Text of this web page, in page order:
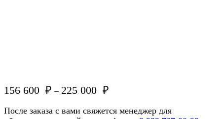
156 600 ₽ – 225 000 ₽
После заказа с вами свяжется менеджер для